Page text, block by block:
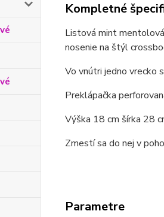
Kompletné
Listová mint
nosenie na štýl
Vo vnútri jedno vrecko
Preklápačka
Výška 18 cm šírka 28
Zmestí sa do nej v
Parametre